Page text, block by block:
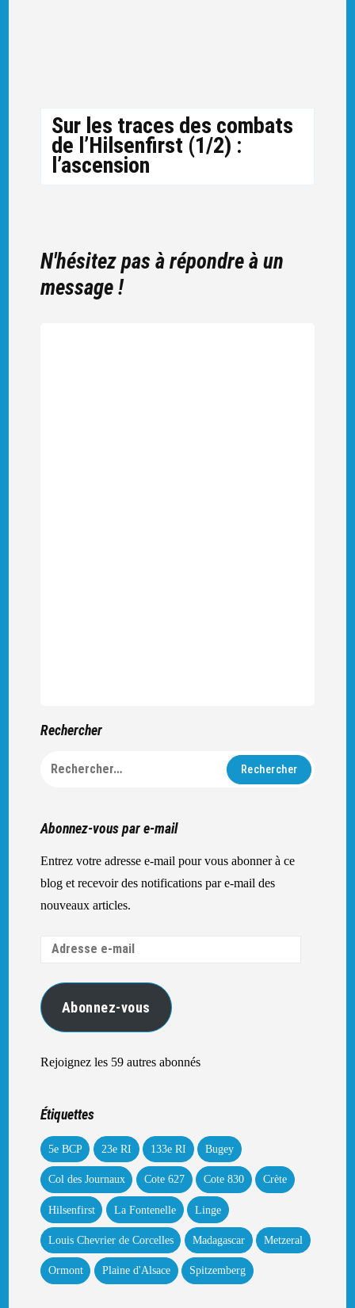
Sur les traces des combats
de l’Hilsenfirst (1/2) :
l’ascension
N'hésitez pas à répondre à un
message !
Rechercher
Rechercher :
Abonnez-vous par e-mail
Entrez votre adresse e-mail pour vous abonner à ce
blog et recevoir des notifications par e-mail des
nouveaux articles.
Adresse
mail
Abonnez-vous
Rejoignez les 59 autres abonnés
Étiquettes
5e BCP 23e RI 133e RI Bugey
Col des Journaux Cote 627 Cote 830 Crète
Hilsenfirst La Fontenelle Linge
Louis Chevrier de Corcelles Madagascar Metzeral
Ormont Plaine d'Alsace Spitzemberg